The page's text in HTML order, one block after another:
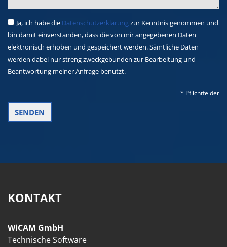
Ja, ich habe die Datenschutzerklärungzur Kenntnis genommen und
bin damit einverstanden, dass die von mir angegebenen Daten
elektronisch erhoben und gespeichert werden. Sämtliche Daten
werden dabei nur streng zweckgebunden zur Bearbeitung und
Beantwortung meiner Anfrage benutzt.
* Pflichtfelder
KONTAKT
WiCAM GmbH
Technische Software